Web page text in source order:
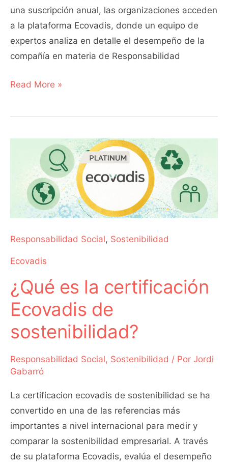
una suscripción anual, las organizaciones acceden
a la plataforma Ecovadis, donde un equipo de
expertos analiza en detalle el desempeño de la
compañía en materia de Responsabilidad
Read More »
Responsabilidad Social, Sostenibilidad
Ecovadis
¿Qué es la certificación
Ecovadis de
sostenibilidad?
Responsabilidad Social, Sostenibilidad / Por Jordi
Gabarró
La certificacion ecovadis de sostenibilidad se ha
convertido en una de las referencias más
importantes a nivel internacional para medir y
comparar la sostenibilidad empresarial. A través
de su plataforma Ecovadis, evalúa el desempeño
certificación
Ecovadis
de
sostenibilidad?